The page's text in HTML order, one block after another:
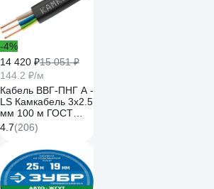
-4%
14 420 ₽15 051 ₽
144.2 ₽/м
Кабель ВВГ-ПНГ А -
LS Камкабель 3x2.5
мм 100 м ГОСТ
1157К30HG00070А0100М
4.7(206)